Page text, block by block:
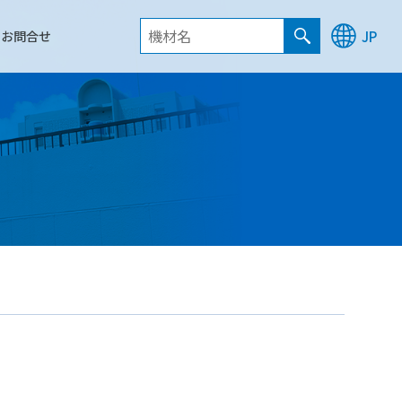
お問合せ JP